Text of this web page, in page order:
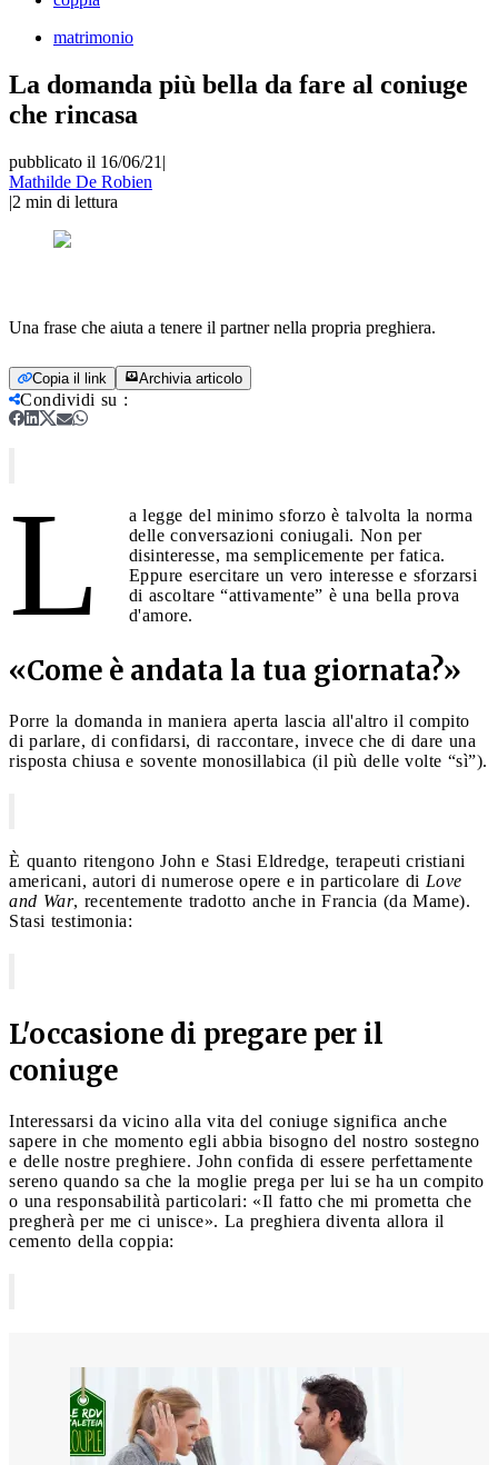
matrimonio
La domanda più bella da fare al coniuge
che rincasa
pubblicato il 16/06/21 |
Mathilde De Robien
|2 min di lettura
Una frase che aiuta a tenere il partner nella propria preghiera.
Copia il link Archivia articolo
Condividi su :
L
a legge del minimo sforzo è talvolta la norma
delle conversazioni coniugali. Non per
disinteresse, ma semplicemente per fatica.
Eppure esercitare un vero interesse e sforzarsi
di ascoltare “attivamente” è una bella prova
d'amore.
«Come è andata la tua giornata?»
Porre la domanda in maniera aperta lascia all'altro il compito
di parlare, di confidarsi, di raccontare, invece che di dare una
risposta chiusa e sovente monosillabica (il più delle volte “sì”).
È quanto ritengono John e Stasi Eldredge, terapeuti cristiani
americani, autori di numerose opere e in particolare di Love
and War, recentemente tradotto anche in Francia (da Mame).
Stasi testimonia:
L'occasione di pregare per il
coniuge
Interessarsi da vicino alla vita del coniuge significa anche
sapere in che momento egli abbia bisogno del nostro sostegno
e delle nostre preghiere. John confida di essere perfettamente
sereno quando sa che la moglie prega per lui se ha un compito
o una responsabilità particolari: «Il fatto che mi prometta che
pregherà per me ci unisce». La preghiera diventa allora il
cemento della coppia: